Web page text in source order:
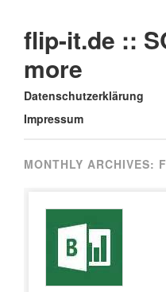
flip-it.de ::
more
Main menu
Skip
to
content
Datenschutzerklärung
Impressum
MONTHLY ARCHIVES: